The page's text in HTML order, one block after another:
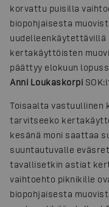
korvattu puisilla
biopohjaisesta
uudelleenkäytettävillä
kertakäyttöisten
päättyy elokuun
Anni Loukaskorpi
Toisaalta vastuullinen
tarvitseeko
kesänä moni saattaa
suuntautuvalle
tavallisetkin astiat
vaihtoehto piknikille
biopohjaisesta